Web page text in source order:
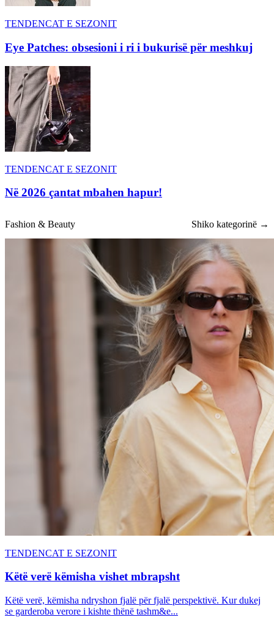
TENDENCAT E SEZONIT
Eye Patches: obsesioni i ri i bukurisë për meshkuj
TENDENCAT E SEZONIT
Në 2026 çantat mbahen hapur!
Fashion & Beauty Shiko kategorinë →
TENDENCAT E SEZONIT
Këtë verë këmisha vishet mbrapsht
Këtë verë, këmisha ndryshon fjalë për fjalë perspektivë. Kur dukej
se garderoba verore i kishte thënë tashm&e...